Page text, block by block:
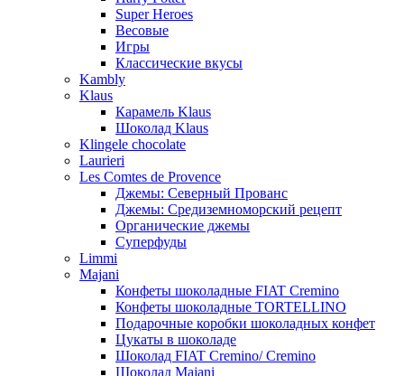
Super Heroes
Весовые
Игры
Классические вкусы
Kambly
Klaus
Карамель Klaus
Шоколад Klaus
Klingele chocolate
Laurieri
Les Comtes de Provence
Джемы: Северный Прованс
Джемы: Средиземноморский рецепт
Органические джемы
Суперфуды
Limmi
Majani
Конфеты шоколадные FIAT Cremino
Конфеты шоколадные TORTELLINO
Подарочные коробки шоколадных конфет
Цукаты в шоколаде
Шоколад FIAT Cremino/ Cremino
Шоколад Majani